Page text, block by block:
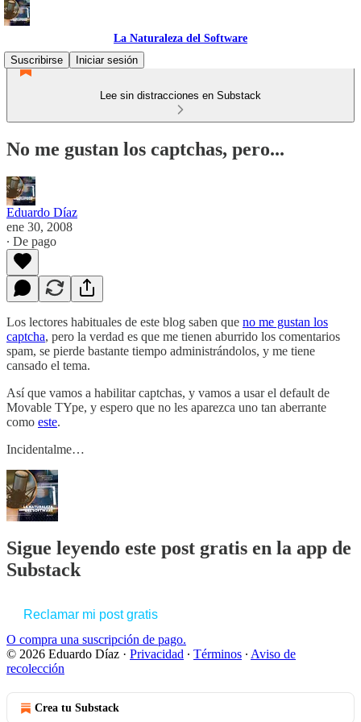
La Naturaleza del Software
Suscribirse
Iniciar sesión
Lee sin distracciones en Substack
No me gustan los captchas, pero...
Eduardo Díaz
ene 30, 2008
∙ De pago
Los lectores habituales de este blog saben que no me gustan los
captcha, pero la verdad es que me tienen aburrido los comentarios
spam, se pierde bastante tiempo administrándolos, y me tiene
cansado el tema.
Así que vamos a habilitar captchas, y vamos a usar el default de
Movable TYpe, y espero que no les aparezca uno tan aberrante
como este.
Incidentalme…
Sigue leyendo este post gratis en la app de
Substack
Reclamar mi post gratis
O compra una suscripción de pago.
© 2026 Eduardo Díaz · Privacidad ∙ Términos ∙ Aviso de
recolección
Crea tu Substack